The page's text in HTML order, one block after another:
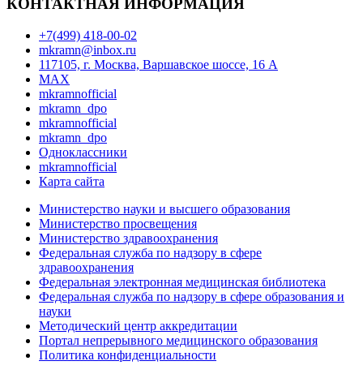
КОНТАКТНАЯ ИНФОРМАЦИЯ
+7(499) 418-00-02
mkramn@inbox.ru
117105, г. Москва, Варшавское шоссе, 16 А
MAX
mkramnofficial
mkramn_dpo
mkramnofficial
mkramn_dpo
Одноклассники
mkramnofficial
Карта сайта
Министерство науки и высшего образования
Министерство просвещения
Министерство здравоохранения
Федеральная служба по надзору в сфере
здравоохранения
Федеральная электронная медицинская библиотека
Федеральная служба по надзору в сфере образования и
науки
Методический центр аккредитации
Портал непрерывного медицинского образования
Политика конфиденциальности